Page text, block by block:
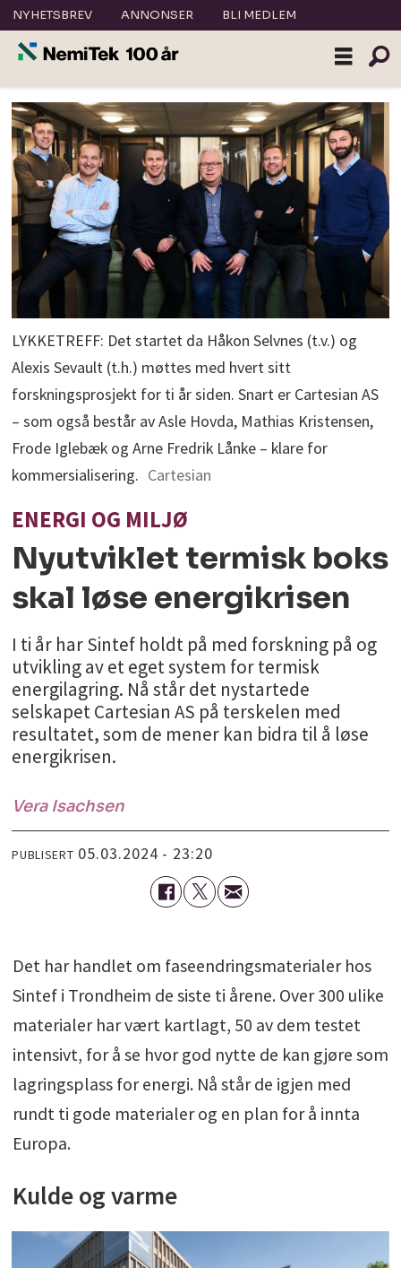
NYHETSBREV ANNONSER BLI MEDLEM
LYKKETREFF: Det startet da Håkon Selvnes (t.v.) og
Alexis Sevault (t.h.) møttes med hvert sitt
forskningsprosjekt for ti år siden. Snart er Cartesian AS
– som også består av Asle Hovda, Mathias Kristensen,
Frode Iglebæk og Arne Fredrik Lånke – klare for
kommersialisering. Cartesian
ENERGI OG MILJØ
Nyutviklet termisk boks
skal løse energikrisen
I ti år har Sintef holdt på med forskning på og
utvikling av et eget system for termisk
energilagring. Nå står det nystartede
selskapet Cartesian AS på terskelen med
resultatet, som de mener kan bidra til å løse
energikrisen.
Vera Isachsen
PUBLISERT 05.03.2024 - 23:20
Det har handlet om faseendringsmaterialer hos
Sintef i Trondheim de siste ti årene. Over 300 ulike
materialer har vært kartlagt, 50 av dem testet
intensivt, for å se hvor god nytte de kan gjøre som
lagringsplass for energi. Nå står de igjen med
rundt ti gode materialer og en plan for å innta
Europa.
Kulde og varme